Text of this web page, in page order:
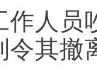
作人员
令其